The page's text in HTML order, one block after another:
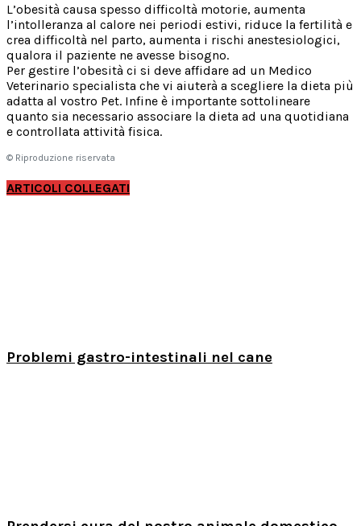
L’obesità causa spesso difficoltà motorie, aumenta
l’intolleranza al calore nei periodi estivi, riduce la fertilità e
crea difficoltà nel parto, aumenta i rischi anestesiologici,
qualora il paziente ne avesse bisogno.
Per gestire l’obesità ci si deve affidare ad un Medico
Veterinario specialista che vi aiuterà a scegliere la dieta più
adatta al vostro Pet. Infine è importante sottolineare
quanto sia necessario associare la dieta ad una quotidiana
e controllata attività fisica.
© Riproduzione riservata
ARTICOLI COLLEGATI
Problemi gastro-intestinali nel cane